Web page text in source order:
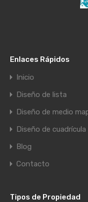
Enlaces Rápidos
Inicio
Diseño de lista
Diseño de medio
Diseño de cuadrícula
Blog
Contacto
Tipos de Propiedad